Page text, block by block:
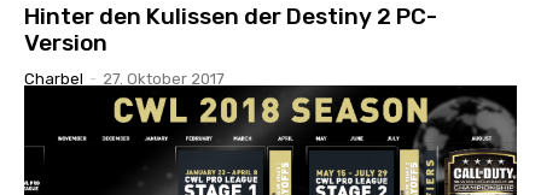
Hinter den Kulissen der Destiny 2 PC-
Version
Charbel - 27. Oktober 2017